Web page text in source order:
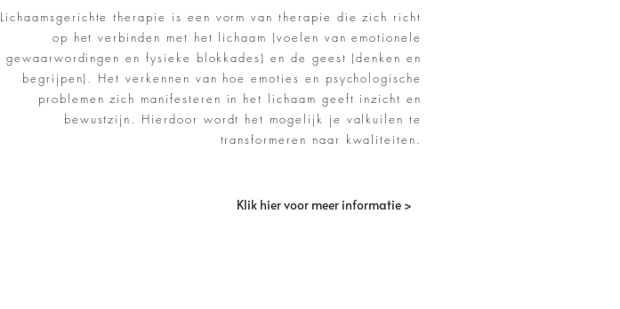
Lichaamsgerichte therapie is een vorm van therapie die zich richt
op het verbinden met het lichaam (voelen van emotionele
gewaarwordingen en fysieke blokkades) en de geest (denken en
begrijpen). Het verkennen van hoe emoties en psychologische
problemen zich manifesteren in het lichaam geeft inzicht en
bewustzijn. Hierdoor wordt het mogelijk je valkuilen te
transformeren naar kwaliteiten.
Klik hier voor meer informatie >